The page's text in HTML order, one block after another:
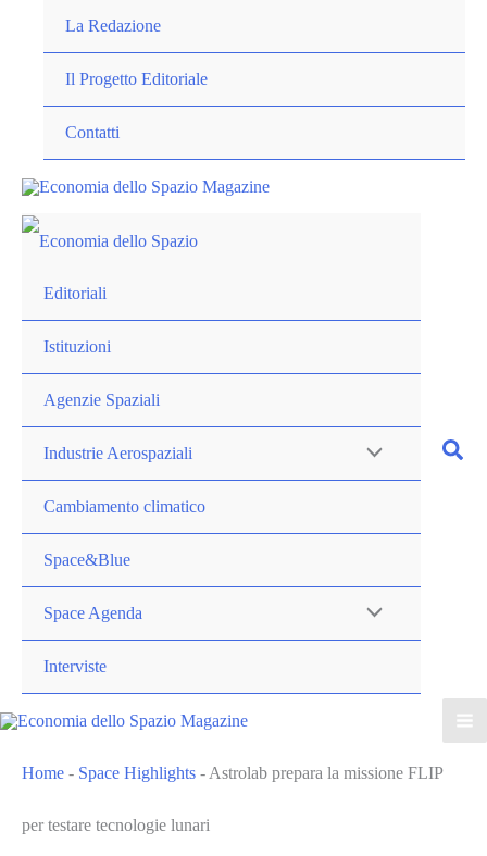
contenuto
La Redazione
Il Progetto Editoriale
Contatti
Editoriali
Istituzioni
Agenzie Spaziali
Industrie Aerospaziali
Cambiamento climatico
Space&Blue
Space Agenda
Interviste
Home - Space Highlights - Astrolab prepara la missione FLIP
per testare tecnologie lunari